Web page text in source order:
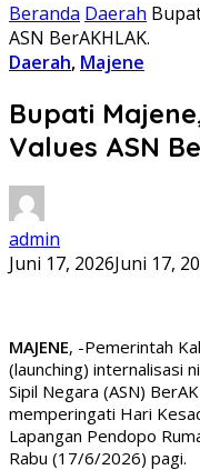
Beranda Daerah
ASN BerAKHLAK.
Daerah, Majene
Bupati
Values ASN
admin
Juni 17, 2026Juni 17,
MAJENE, -Pemerintah
(launching) internalisasi
Sipil Negara (ASN)
memperingati Hari
Lapangan Pendopo
Rabu (17/6/2026) pagi.